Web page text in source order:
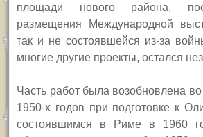
площади нового района,
размещения Международной
так и не состоявшейся из-за
многие другие проекты, остался
Часть работ была возобновлена
1950-х годов при подготовке к
состоявшимся в Риме в 1960